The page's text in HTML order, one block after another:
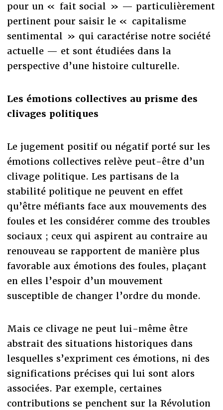
pour un « fait social » — particulièrement
pertinent pour saisir le « capitalisme
sentimental » qui caractérise notre société
actuelle — et sont étudiées dans la
perspective d’une histoire culturelle.
Les émotions collectives au prisme des
clivages politiques
Le jugement positif ou négatif porté sur les
émotions collectives relève peut-être d’un
clivage politique. Les partisans de la
stabilité politique ne peuvent en effet
qu’être méfiants face aux mouvements des
foules et les considérer comme des troubles
sociaux ; ceux qui aspirent au contraire au
renouveau se rapportent de manière plus
favorable aux émotions des foules, plaçant
en elles l’espoir d’un mouvement
susceptible de changer l’ordre du monde.
Mais ce clivage ne peut lui-même être
abstrait des situations historiques dans
lesquelles s’expriment ces émotions, ni des
significations précises qui lui sont alors
associées. Par exemple, certaines
contributions se penchent sur la Révolution